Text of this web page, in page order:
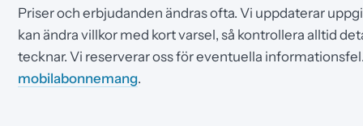
Priser och erbjudanden ändras ofta. Vi uppdaterar
kan ändra villkor med kort varsel, så kontrollera alltid
tecknar. Vi reserverar oss för eventuella
mobilabonnemang.